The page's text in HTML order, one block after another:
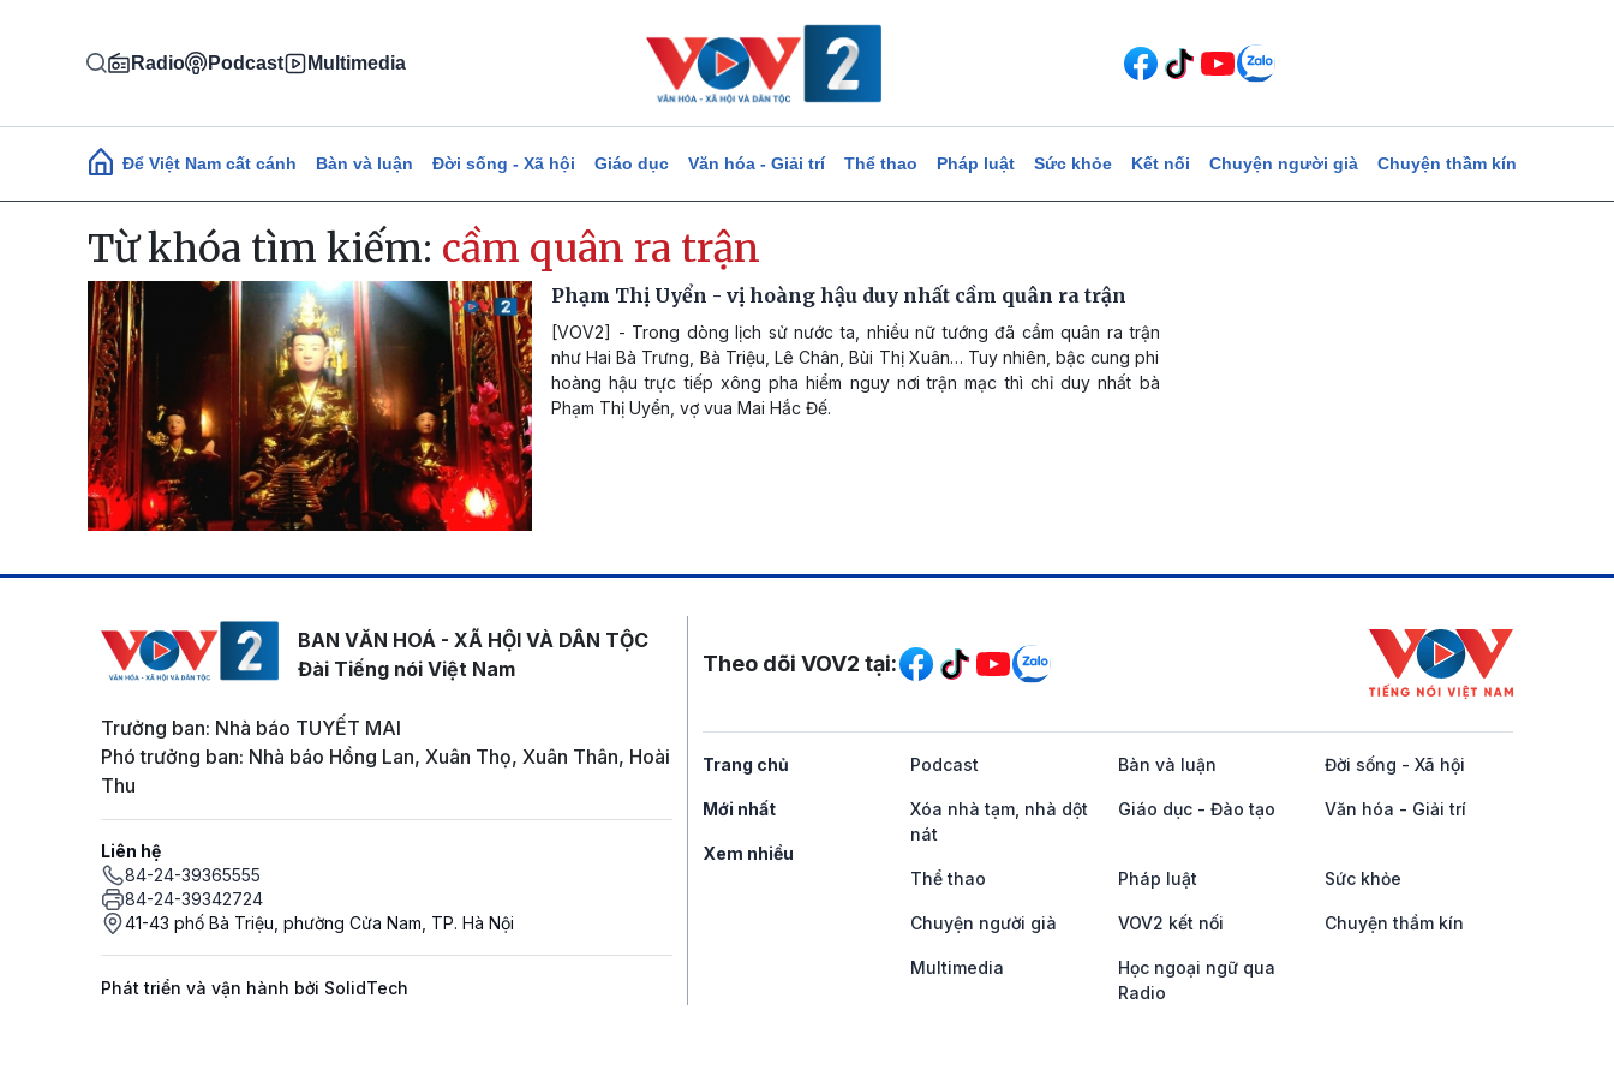
Radio Podcast Multimedia
Main navigation
Để Việt Nam cất cánh Bàn và luận Đời sống - Xã hội Giáo dục Văn hóa - Giải trí Thể thao Pháp luật Sức khỏe Kết nối Chuyện người già Chuyện thầm kín
Từ khóa tìm kiếm: cầm quân ra trận
Phạm Thị Uyển - vị hoàng hậu duy nhất cầm quân ra trận
[VOV2] - Trong dòng lịch sử nước ta, nhiều nữ tướng đã cầm quân ra trận
như Hai Bà Trưng, Bà Triệu, Lê Chân, Bùi Thị Xuân… Tuy nhiên, bậc cung phi
hoàng hậu trực tiếp xông pha hiểm nguy nơi trận mạc thì chỉ duy nhất bà
Phạm Thị Uyển, vợ vua Mai Hắc Đế.
BAN VĂN HOÁ - XÃ HỘI VÀ DÂN TỘC
Đài Tiếng nói Việt Nam
Trưởng ban: Nhà báo TUYẾT MAI
Phó trưởng ban: Nhà báo Hồng Lan, Xuân Thọ, Xuân Thân, Hoài
Thu
Liên hệ
84-24-39365555
84-24-39342724
41-43 phố Bà Triệu, phường Cửa Nam, TP. Hà Nội
Phát triển và vận hành bởi SolidTech
Mạng xã hội
Theo dõi VOV2 tại:
Trang chủ
Mới nhất
Xem nhiều
Podcast Bàn và luận Đời sống - Xã hội
Xóa nhà tạm, nhà dột
nát
Giáo dục - Đào tạo Văn hóa - Giải trí
Thể thao Pháp luật Sức khỏe
Chuyện người già VOV2 kết nối Chuyện thầm kín
Multimedia
Học ngoại ngữ qua
Radio